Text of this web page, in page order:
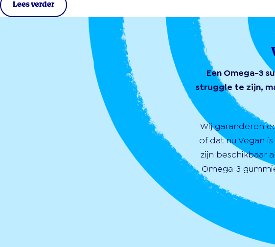
Lees verder
Een Omega-3
struggle te zijn,
Wij garanderen
of dat nu Vegan
zijn beschikbaar
Omega-3